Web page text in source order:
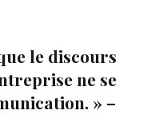
le discours
ne se
» –